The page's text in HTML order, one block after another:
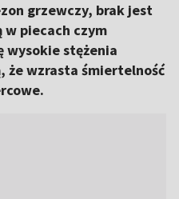
grzewczy, brak jest
piecach czym
wysokie stężenia
że wzrasta śmiertelność